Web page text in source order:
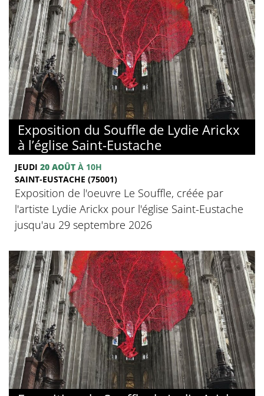
Exposition du Souffle de Lydie Arickx
à l’église Saint-Eustache
JEUDI 20 AOÛT À 10H
SAINT-EUSTACHE (75001)
Exposition de l'oeuvre Le Souffle, créée par
l'artiste Lydie Arickx pour l'église Saint-Eustache
jusqu'au 29 septembre 2026